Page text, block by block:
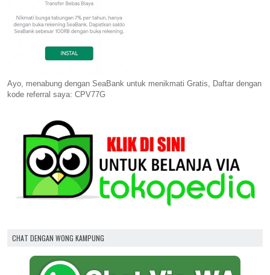
Ayo, menabung dengan SeaBank untuk menikmati Gratis, Daftar dengan
kode referral saya: CPV77G
CHAT DENGAN WONG KAMPUNG